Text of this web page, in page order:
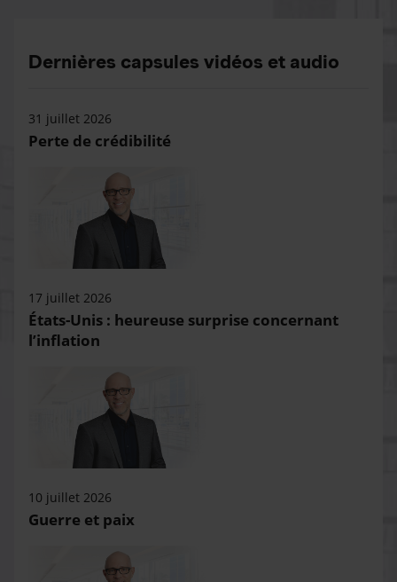
Dernières capsules vidéos et audio
31 juillet 2026
Perte de crédibilité
17 juillet 2026
États-Unis : heureuse surprise concernant
l’inflation
10 juillet 2026
Guerre et paix